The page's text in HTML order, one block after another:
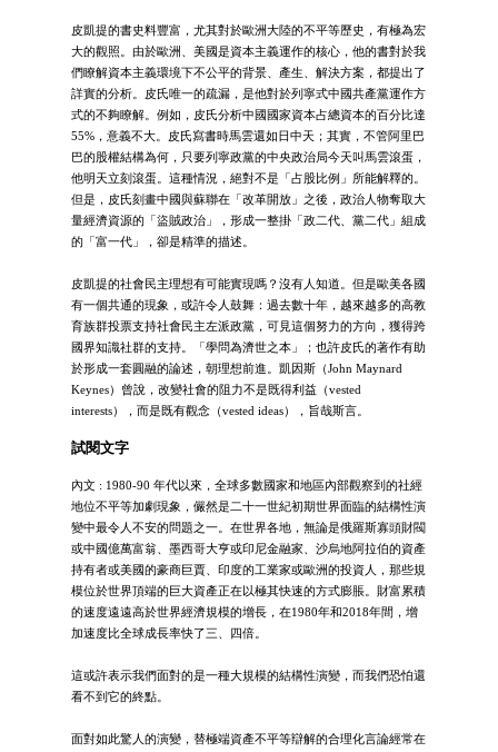
皮凱提的書史料豐富，尤其對於歐洲大陸的不平等歷史，有極為宏
大的觀照。由於歐洲、美國是資本主義運作的核心，他的書對於我
們瞭解資本主義環境下不公平的背景、產生、解決方案，都提出了
詳實的分析。皮氏唯一的疏漏，是他對於列寧式中國共產黨運作方
式的不夠瞭解。例如，皮氏分析中國國家資本占總資本的百分比達
55%，意義不大。皮氏寫書時馬雲還如日中天；其實，不管阿里巴
巴的股權結構為何，只要列寧政黨的中央政治局今天叫馬雲滾蛋，
他明天立刻滾蛋。這種情況，絕對不是「占股比例」所能解釋的。
但是，皮氏刻畫中國與蘇聯在「改革開放」之後，政治人物奪取大
量經濟資源的「盜賊政治」，形成一整掛「政二代、黨二代」組成
的「富一代」，卻是精準的描述。
皮凱提的社會民主理想有可能實現嗎？沒有人知道。但是歐美各國
有一個共通的現象，或許令人鼓舞：過去數十年，越來越多的高教
育族群投票支持社會民主左派政黨，可見這個努力的方向，獲得跨
國界知識社群的支持。「學問為濟世之本」；也許皮氏的著作有助
於形成一套圓融的論述，朝理想前進。凱因斯（John Maynard
Keynes）曾說，改變社會的阻力不是既得利益（vested
interests），而是既有觀念（vested ideas），旨哉斯言。
試閱文字
內文 : 1980-90 年代以來，全球多數國家和地區內部觀察到的社經
地位不平等加劇現象，儼然是二十一世紀初期世界面臨的結構性演
變中最令人不安的問題之一。在世界各地，無論是俄羅斯寡頭財閥
或中國億萬富翁、墨西哥大亨或印尼金融家、沙烏地阿拉伯的資產
持有者或美國的豪商巨賈、印度的工業家或歐洲的投資人，那些規
模位於世界頂端的巨大資產正在以極其快速的方式膨脹。財富累積
的速度遠遠高於世界經濟規模的增長，在1980年和2018年間，增
加速度比全球成長率快了三、四倍。
這或許表示我們面對的是一種大規模的結構性演變，而我們恐怕還
看不到它的終點。
面對如此驚人的演變，替極端資產不平等辯解的合理化言論經常在